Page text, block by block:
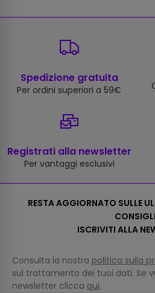
Spedizione gratuita
Per ordini superiori a 59€
Registrati alla newsletter
Per vantaggi esclusivi
RESTA AGGIORNATO SULLE
CONSIGLI
ISCRIVITI ALLA
Consulta la nostra politica sulla
sul trattamento dei tuoi dati. Se
newsletter clicca qui.